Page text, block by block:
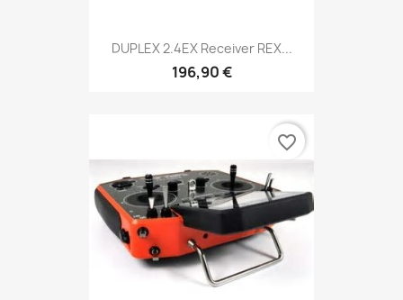
DUPLEX 2.4EX Receiver REX...
196,90 €
favorite_border